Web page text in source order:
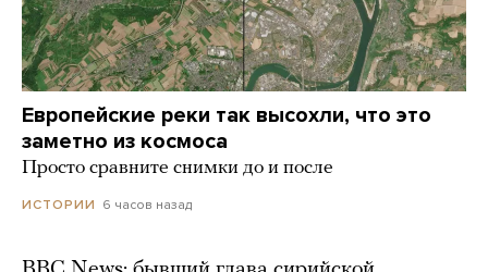
Европейские реки так высохли, что это
заметно из космоса
Просто сравните снимки до и после
ИСТОРИИ 6 часов назад